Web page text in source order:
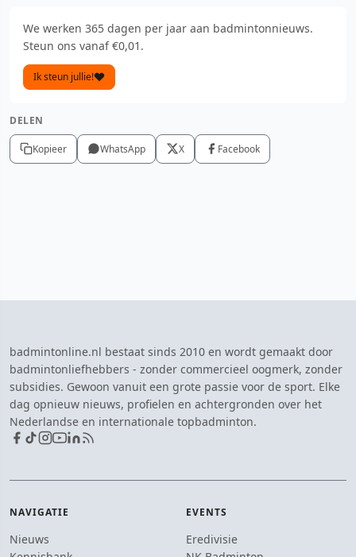
We werken 365 dagen per jaar aan badmintonnieuws.
Steun ons vanaf €0,01.
Ik steun jullie!
DELEN
Kopieer WhatsApp X Facebook
badmintonline.nl bestaat sinds 2010 en wordt gemaakt door
badmintonliefhebbers - zonder commercieel oogmerk, zonder
subsidies. Gewoon vanuit een grote passie voor de sport. Elke
dag opnieuw nieuws, profielen en achtergronden over het
Nederlandse en internationale topbadminton.
NAVIGATIE
Nieuws
EVENTS
Eredivisie